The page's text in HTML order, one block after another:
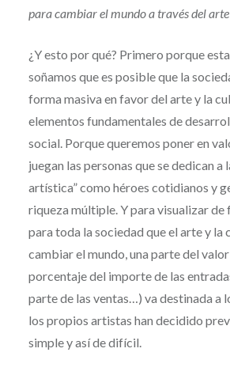
para cambiar el mundo a través del
¿Y esto por qué? Primero porque
soñamos que es posible que la
forma masiva en favor del arte y la
elementos fundamentales de
social. Porque queremos poner en
juegan las personas que se dedican a
artística” como héroes cotidianos y
riqueza múltiple. Y para visualizar de
para toda la sociedad que el arte y la
cambiar el mundo, una parte del
porcentaje del importe de las
parte de las ventas…) va destinada a
los propios artistas han decidido
simple y así de difícil.